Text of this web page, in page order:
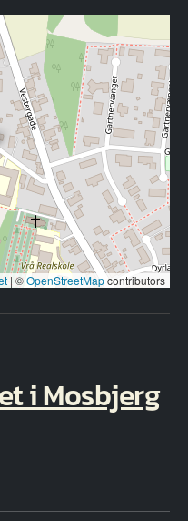
| ©OpenStreetMapcontributors
i Mosbjerg